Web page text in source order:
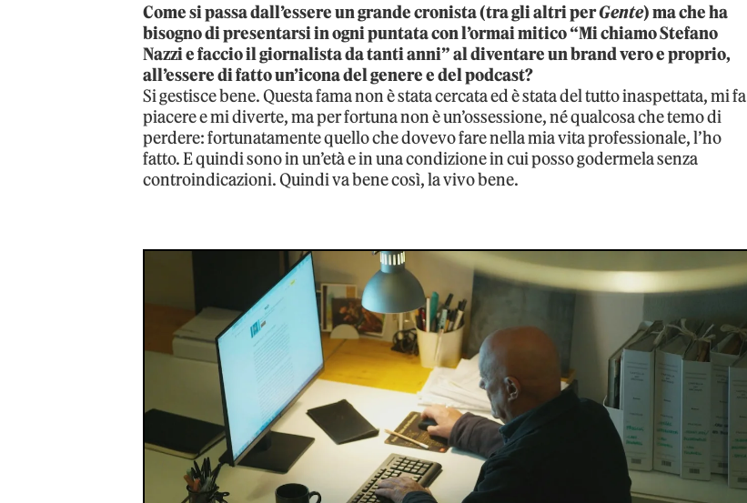
Come si passa dall’essere un grande cronista (tra gli altri perGente) ma che ha
bisogno di presentarsi in ogni puntata con l’ormai mitico “Mi chiamo Stefano
Nazzi e faccio il giornalista da tanti anni” al diventare un brand vero e proprio,
all’essere di fatto un’icona del genere e del podcast?
Si gestisce bene. Questa fama non è stata cercata ed è stata del tutto inaspettata, mi fa
piacere e mi diverte, ma per fortuna non è un’ossessione, né qualcosa che temo di
perdere: fortunatamente quello che dovevo fare nella mia vita professionale, l’ho
fatto. E quindi sono in un’età e in una condizione in cui posso godermela senza
controindicazioni. Quindi va bene così, la vivo bene.